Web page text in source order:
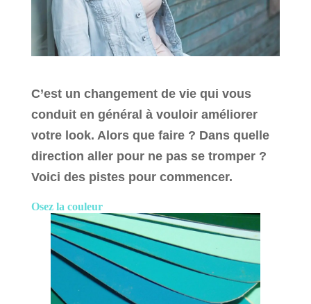
C’est un changement de vie qui vous
conduit en général à vouloir améliorer
votre look. Alors que faire ? Dans quelle
direction aller pour ne pas se tromper ?
Voici des pistes pour commencer.
Osez la couleur